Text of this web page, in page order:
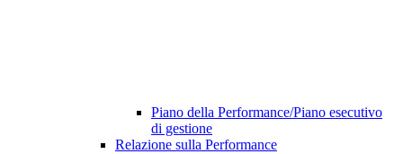
Piano della Performance/Piano esecutivo
di gestione
Relazione sulla Performance